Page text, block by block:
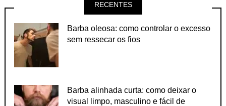
RECENTES
Barba oleosa: como controlar o excesso
sem ressecar os fios
Barba alinhada curta: como deixar o
visual limpo, masculino e fácil de